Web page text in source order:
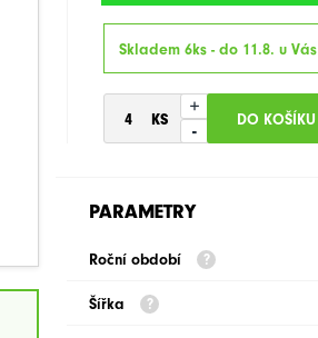
Skladem 6ks - do 11.8. u Vás
+
-
PARAMETRY
Roční období
Šířka